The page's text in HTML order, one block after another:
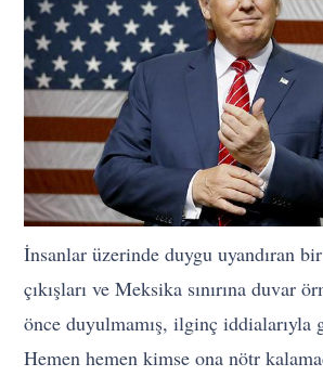
İnsanlar üzerinde duygu uyandıran
çıkışları ve Meksika sınırına duvar
önce duyulmamış, ilginç iddialarıyla
Hemen hemen kimse ona nötr